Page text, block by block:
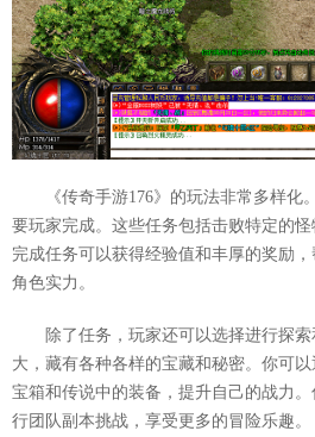
《传奇手游176》的玩法非常多样
要玩家完成。这些任务包括击败特定的怪
完成任务可以获得经验值和丰厚的奖励
角色实力。
除了任务，玩家还可以选择进行探
大，藏有各种各样的宝藏和秘密。你可
宝箱和传说中的装备，提升自己的战力
行团队副本挑战，享受更多的冒险乐趣。